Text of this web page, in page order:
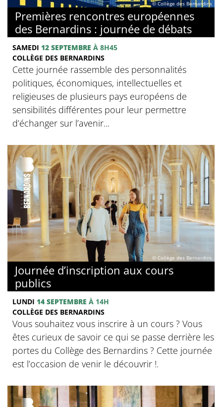
© Collège des Bernardins
Premières rencontres européennes
des Bernardins : journée de débats
SAMEDI 12 SEPTEMBRE À 8H45
COLLÈGE DES BERNARDINS
Cette journée rassemble des personnalités
politiques, économiques, intellectuelles et
religieuses de plusieurs pays européens de
sensibilités différentes pour leur permettre
d’échanger sur l’avenir...
© Collège des Bernardins
Journée d’inscription aux cours
publics
LUNDI 14 SEPTEMBRE À 14H
COLLÈGE DES BERNARDINS
Vous souhaitez vous inscrire à un cours ? Vous
êtes curieux de savoir ce qui se passe derrière les
portes du Collège des Bernardins ? Cette journée
est l’occasion de venir le découvrir !.